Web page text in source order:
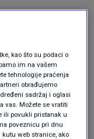
kao što su podaci o
im na vašem
tehnologije praćenja
obrađujemo
sadržaj i oglasi
vas. Možete se vratiti
ili povukli pristanak u
poveznicu pri dnu
web stranice, ako